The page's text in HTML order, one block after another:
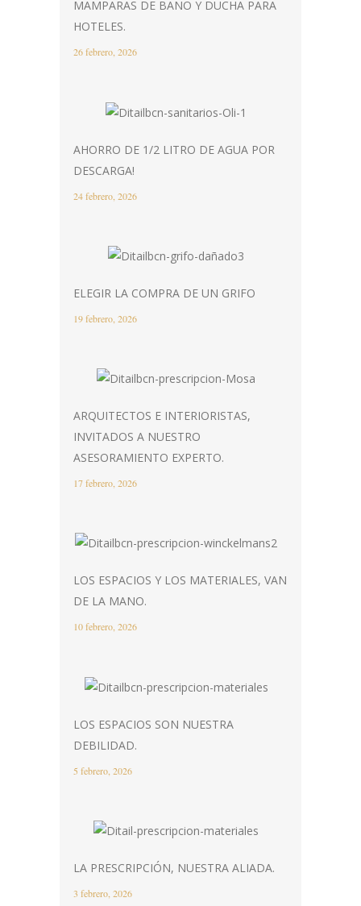
MAMPARAS DE BAÑO Y DUCHA PARA
HOTELES.
26 febrero, 2026
AHORRO DE 1/2 LITRO DE AGUA POR
DESCARGA!
24 febrero, 2026
ELEGIR LA COMPRA DE UN GRIFO
19 febrero, 2026
ARQUITECTOS E INTERIORISTAS,
INVITADOS A NUESTRO
ASESORAMIENTO EXPERTO.
17 febrero, 2026
LOS ESPACIOS Y LOS MATERIALES, VAN
DE LA MANO.
10 febrero, 2026
LOS ESPACIOS SON NUESTRA
DEBILIDAD.
5 febrero, 2026
LA PRESCRIPCIÓN, NUESTRA ALIADA.
3 febrero, 2026